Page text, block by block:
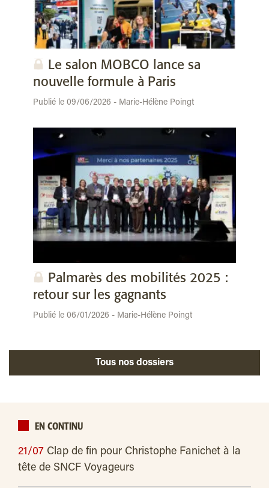
Le salon MOBCO lance sa
nouvelle formule à Paris
Publié le 09/06/2026 - Marie-Hélène Poingt
Palmarès des mobilités 2025 :
retour sur les gagnants
Publié le 06/01/2026 - Marie-Hélène Poingt
Tous nos dossiers
EN CONTINU
21/07 Clap de fin pour Christophe Fanichet à la
tête de SNCF Voyageurs